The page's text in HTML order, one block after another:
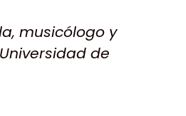
musicólogo y
de